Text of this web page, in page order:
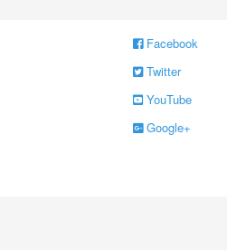
Facebook
Twitter
YouTube
Google+